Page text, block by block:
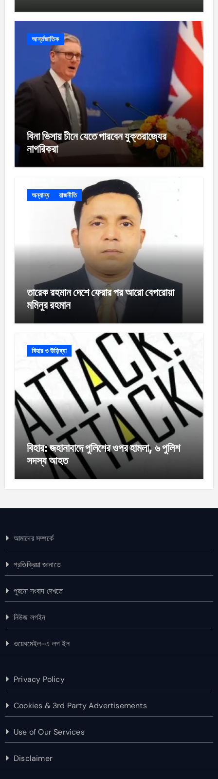
আর্ন্তজাতিক
বিনা ভিসায় চীনে যেতে পারবেন যুক্তরাজ্যের
নাগরিকরা
অন্যান্য রাজনীতি
তারেক রহমান দেশে ফেরার পর আরো বেপরোয়া
মমিনুর রহমান
বিহার ও উড়িষ্যা
বিহার: জহানাবাদে পুলিশের ওপর হামলা, ৬ পুলিশ
সদস্য আহত
আমাদের সম্পর্কে
প্রতিক্রিয়া জানাতে
পুরনো সংবাদ দেখতে
নিউজ লগইন
ওয়েবমেইল-এ লগ ইন
Privacy Policy
Cookies & 3rd Party Advertisements
Use of Our Services
Disclaimer